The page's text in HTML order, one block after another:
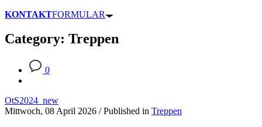
KONTAKTFORMULAR
Category: Treppen
0
OtS2024_new
Mittwoch, 08 April 2026 / Published in Treppen